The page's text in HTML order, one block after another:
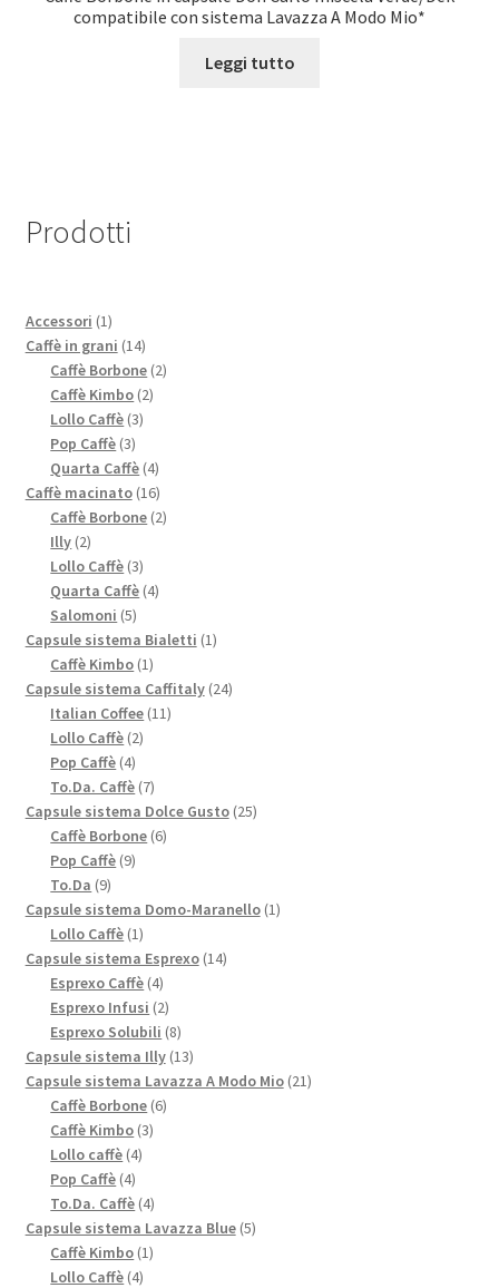
compatibile con sistema Lavazza A Modo Mio*
Leggi tutto
Prodotti
Accessori 11
prodotto
Caffè in grani 1414
prodotti
Caffè Borbone 22
Caffè Kimbo 22
Lollo Caffè 33
Pop Caffè 33
prodotti
Quarta Caffè 44
prodotti
Caffè macinato 1616
prodotti
Caffè Borbone 22
Illy 22
prodotti
Lollo Caffè 33
prodotti
Quarta Caffè 44
Salomoni 55
prodotti
Capsule sistema Bialetti 11
Caffè Kimbo 11
prodotto
Capsule sistema Caffitaly 2424
Italian Coffee 1111
Lollo Caffè 22
Pop Caffè 44
prodotti
To.Da. Caffè 77
prodotti
Capsule sistema Dolce Gusto 2525
Caffè Borbone 66
Pop Caffè 99
To.Da 99
prodotti
Capsule sistema Domo-Maranello 11
Lollo Caffè 11
prodotto
Capsule sistema Esprexo 1414
Esprexo Caffè 44
prodotti
Esprexo Infusi 22
prodotti
Esprexo Solubili 88
prodotti
Capsule sistema Illy 1313
prodotti
Capsule sistema Lavazza A Modo Mio 2121
Caffè Borbone 66
Caffè Kimbo 33
Lollo caffè 44
Pop Caffè 44
prodotti
To.Da. Caffè 44
prodotti
Capsule sistema Lavazza Blue 55
Caffè Kimbo 11
Lollo Caffè 44